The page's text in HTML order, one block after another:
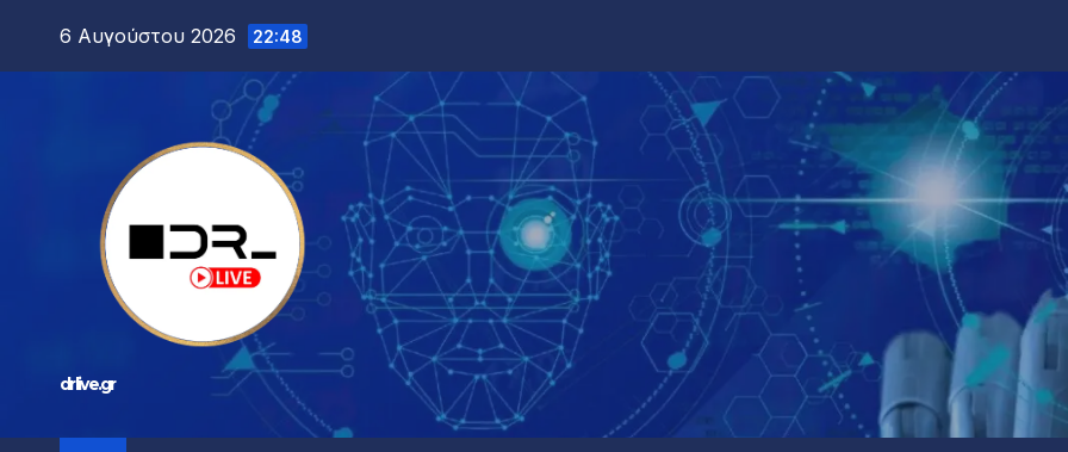
6 Αυγούστου 2026 22:48
drlive.gr